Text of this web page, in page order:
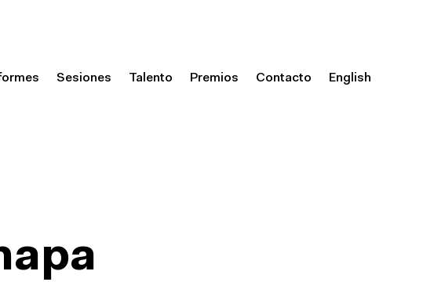
Sesiones Talento Premios Contacto English